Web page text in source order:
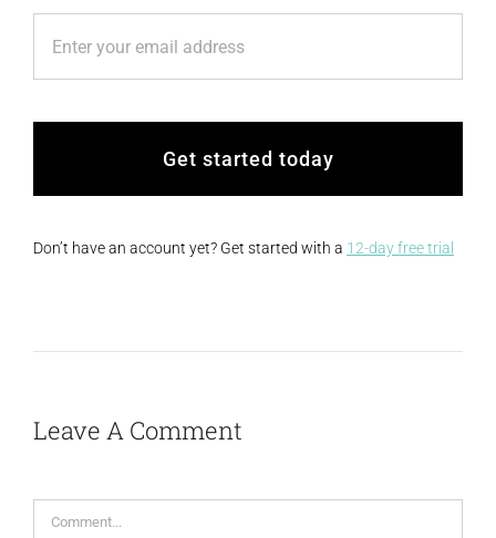
Get started today
Don’t have an account yet? Get started with a 12-day free trial
Leave A Comment
Comment